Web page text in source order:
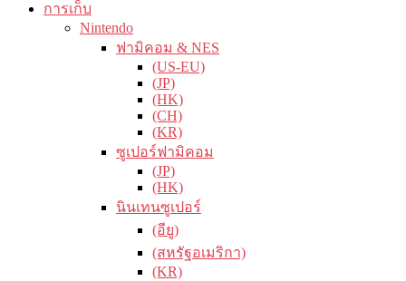
การเก็บ
Nintendo
ฟามิคอม & NES
(US-EU)
(JP)
(HK)
(CH)
(KR)
ซูเปอร์ฟามิคอม
(JP)
(HK)
นินเทนซูเปอร์
(อียู)
(สหรัฐอเมริกา)
(KR)